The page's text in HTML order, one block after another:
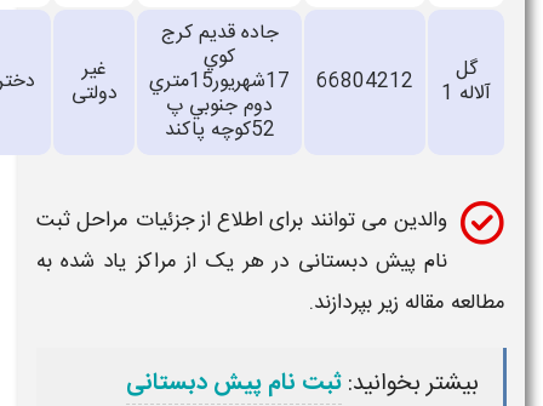
66804212
جاده قديم کرج
17شهريور15متري
دوم جنوبي پ دولتی دخترانه
والدین می توانند برای اطلاع از جزئیات مراحل ثبت
پیش دبستانیدر هر یک از مراکز یاد شده به
مقاله زیر بپردازند.
بیشتر بخوانید:ثبت نام پیش دبستانی